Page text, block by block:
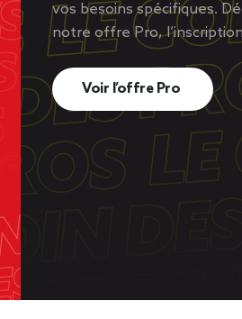
vos besoins spécifiques.
notre offre Pro,
Voir l’offre Pro